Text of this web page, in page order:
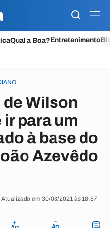
Qual a Boa?Entretenimento
Wilson
para um
à base do
Azevêdo
em 30/08/2021 às 18:57